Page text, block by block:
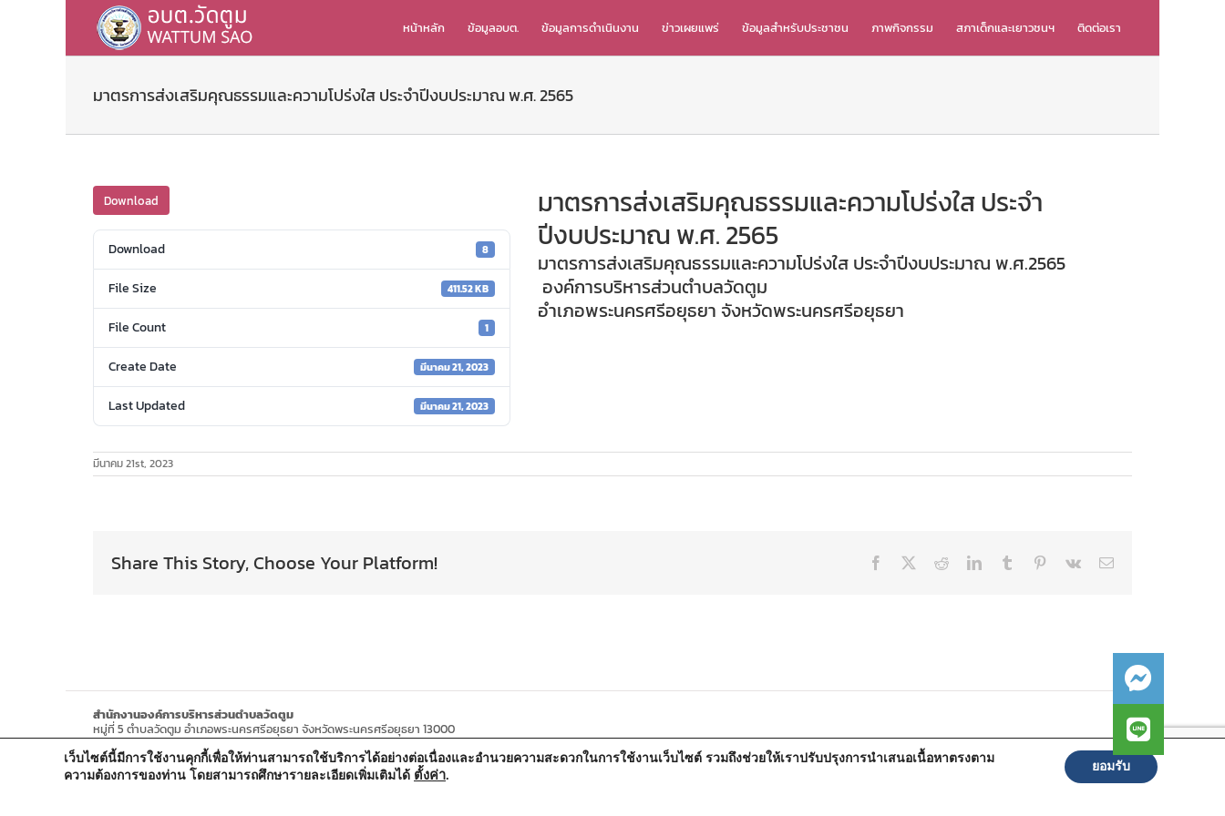
หน้าหลัก ข้อมูลอบต. ข้อมูลการดำเนินงาน ข่าวเผยแพร่ ข้อมูลสำหรับประชาชน ภาพกิจกรรม สภาเด็กและเยาวชนฯ ติดต่อเรา
มาตรการส่งเสริมคุณธรรมและความโปร่งใส ประจำปีงบประมาณ พ.ศ. 2565
Download
Download 8
File Size 411.52 KB
File Count 1
Create Date มีนาคม 21, 2023
Last Updated มีนาคม 21, 2023
มาตรการส่งเสริมคุณธรรมและความโปร่งใส ประจำ
ปีงบประมาณ พ.ศ. 2565
มาตรการส่งเสริมคุณธรรมและความโปร่งใส ประจำปีงบประมาณ พ.ศ.2565
องค์การบริหารส่วนตำบลวัดตูม
อำเภอพระนครศรีอยุธยา จังหวัดพระนครศรีอยุธยา
มีนาคม 21st, 2023
Share This Story, Choose Your Platform! Facebook RedditLinkedInTumblr Pinterest
Vk Email
สำนักงานองค์การบริหารส่วนตำบลวัดตูม
หมู่ที่ 5 ตำบลวัดตูม อำเภอพระนครศรีอยุธยา จังหวัดพระนครศรีอยุธยา 13000
โทรศัพท์ : 0-3570-4758
โทรสาร : 0-3570-4761
อีเมล์ :pr-wattum@hotmail.com
เว็บไซต์นี้มีการใช้งานคุกกี้เพื่อให้ท่านสามารถใช้บริการได้อย่างต่อเนื่องและอำนวยความสะดวกในการใช้งานเว็บไซต์ รวมถึงช่วยให้เราปรับปรุงการนำเสนอเนื้อหาตรงตาม
ความต้องการของท่าน โดยสามารถศึกษารายละเอียดเพิ่มเติมได้ ตั้งค่า. ยอมรับ